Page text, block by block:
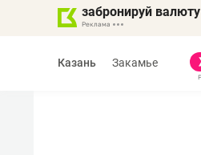
забронируй валюту
Казань Закамье